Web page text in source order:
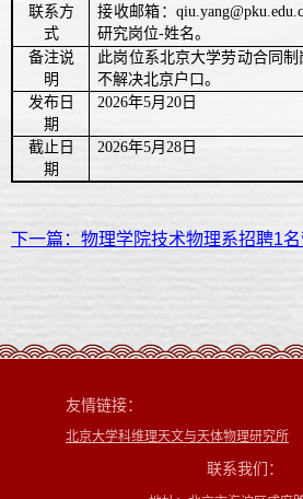
联系方
式
接收邮箱：
研究岗位-姓名。
备注说
明
此岗位系北京大学劳动合同制
不解决北京户口。
发布日
期
2026年5月20 日
截止日
期
2026年5月28 日
下一篇：物理学院技术物理系招聘1
友情链接：
北京大学科维理天文与天体物理研究所
联系我们：